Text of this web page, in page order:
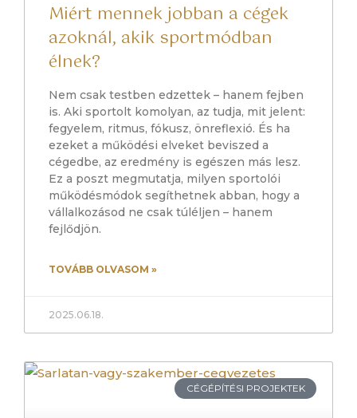
Miért mennek jobban a cégek
azoknál, akik sportmódban
élnek?
Nem csak testben edzettek – hanem fejben
is. Aki sportolt komolyan, az tudja, mit jelent:
fegyelem, ritmus, fókusz, önreflexió. És ha
ezeket a működési elveket beviszed a
cégedbe, az eredmény is egészen más lesz.
Ez a poszt megmutatja, milyen sportolói
működésmódok segíthetnek abban, hogy a
vállalkozásod ne csak túléljen – hanem
fejlődjön.
TOVÁBB OLVASOM »
2025.06.18.
CÉGÉPÍTÉSI PROJEKTEK